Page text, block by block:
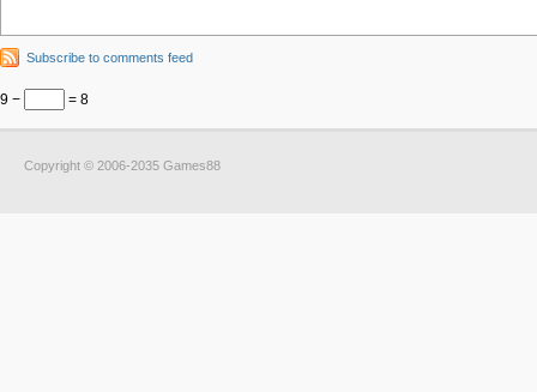
Subscribe to comments feed
9 − = 8
Copyright © 2006-2035 Games88